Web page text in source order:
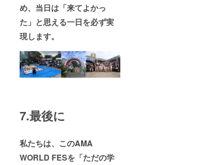
め、当日は「来てよかっ
た」と思える一日を必ず実
現します。
7.最後に
私たちは、このAMA
WORLD FESを「ただの学